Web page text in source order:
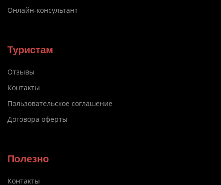
Онлайн-консультант
Туристам
Отзывы
Контакты
Пользовательское соглашение
Договора оферты
Полезно
Контакты